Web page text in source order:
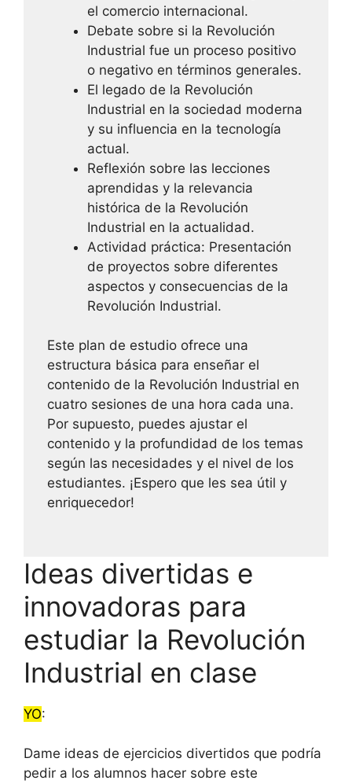
el comercio internacional.
Debate sobre si la Revolución
Industrial fue un proceso positivo
o negativo en términos generales.
El legado de la Revolución
Industrial en la sociedad moderna
y su influencia en la tecnología
actual.
Reflexión sobre las lecciones
aprendidas y la relevancia
histórica de la Revolución
Industrial en la actualidad.
Actividad práctica: Presentación
de proyectos sobre diferentes
aspectos y consecuencias de la
Revolución Industrial.
Este plan de estudio ofrece una
estructura básica para enseñar el
contenido de la Revolución Industrial en
cuatro sesiones de una hora cada una.
Por supuesto, puedes ajustar el
contenido y la profundidad de los temas
según las necesidades y el nivel de los
estudiantes. ¡Espero que les sea útil y
enriquecedor!
Ideas divertidas e
innovadoras para
estudiar la Revolución
Industrial en clase
YO:
Dame ideas de ejercicios divertidos que podría
pedir a los alumnos hacer sobre este